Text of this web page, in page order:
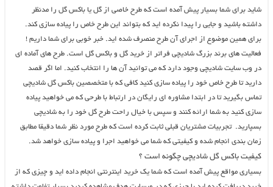
شاید برای شما بسیار پیش آمده است که طرح خاصی از گل یا باکس گل را مدنظر
داشته باشید و جایی را پیدا نکرده اید که بتواند این طرح خاص را پیاده سازی کند.
برای همین موضوع از اجرای آن طرح منصرف شده اید. خبر خوبی برای شما داریم !
فعالیت های برند بزرگ شادیچی فراتر از خرید گل و باکس گل است. طرح های آماده ای
در وب سایت شادیچی وجود دارد که می توانید آن ها را انتخاب کنید. اما اگر قصد
دارید تا طرح خاص خود را پیاده سازی کنید کافی که با متخصصین باکس گل شادیچی
تماس بگیرید تا در ابتدا مشاوره ای رایگان در ارتباط با طرحی که می خواهید پیاده
سازی کنید به شما ارائه کنند و سپس با خیال راحت طرح گل خود را به شادیچی
بسپارید. تجربیات مشتریان قبلی ثابت کرده است که طرح مورد نظر شما دقیقا مطابق
زمان بندی انجام شده و کیفیتی که شما می خواهید اجرا و پیاده سازی خواهد شد.
کیفیت باکس گل شادیچی چگونه است ؟
بسیاری مواقع پیش آمده است که شما یک خرید اینترنتی انجام داده اید و چیزی که از